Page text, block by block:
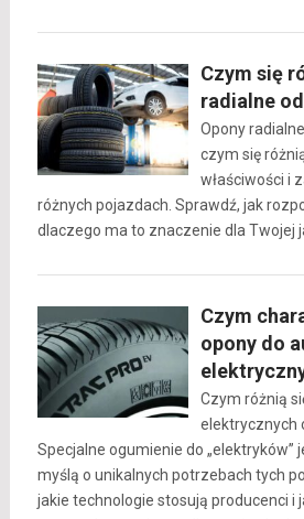
Czym się
radialne
Opony
czym się
właściwości i
różnych pojazdach. Sprawdź, jak
dlaczego ma to znaczenie dla Twojej
Czym
opony do
Czym różnią
elektrycznych
Specjalne ogumienie do „elektryków”
myślą o unikalnych potrzebach tych
jakie technologie stosują producenci i